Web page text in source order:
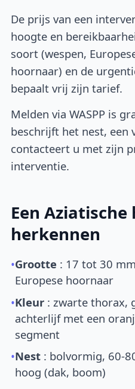
De prijs van een
hoogte en
soort (wespen,
hoornaar) en de
bepaalt vrij zijn tarief.
Melden via WASPP is
beschrijft het nest, een
contacteert u met zijn
interventie.
Een
herkennen
•Grootte : 17 tot 30
Europese hoornaar
•Kleur : zwarte thorax,
achterlijf met een
segment
•Nest : bolvormig, 60-
hoog (dak, boom)